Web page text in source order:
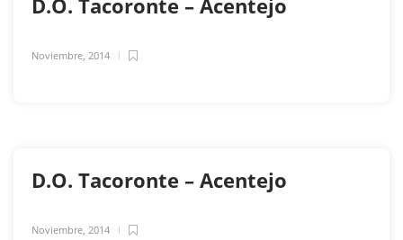
D.O. Tacoronte – Acentejo
Noviembre, 2014
D.O. Tacoronte – Acentejo
Noviembre, 2014